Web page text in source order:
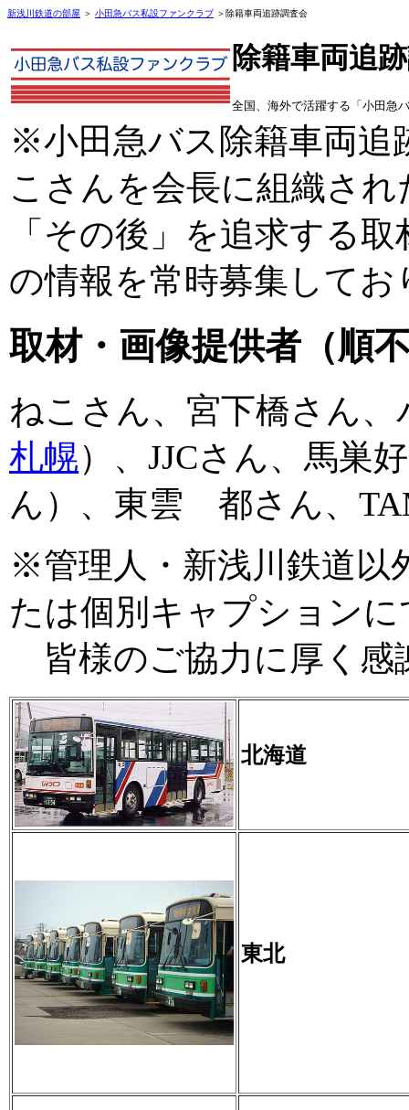
新浅川鉄道の部屋 ＞ 小田急バス私設ファンクラブ ＞除籍車両追跡調査会
除籍車両追
全国、海外で活躍する「小田急
※小田急バス除籍車両追
こさんを会長に組織さ
「その後」を追求する
の情報を常時募集してお
取材・画像提供者（順
ねこさん、宮下橋さん
札幌）、JJCさん、馬巣
ん）、東雲 都さん、
※管理人・新浅川鉄道以
たは個別キャプション
皆様のご協力に厚く感
北海道
東北